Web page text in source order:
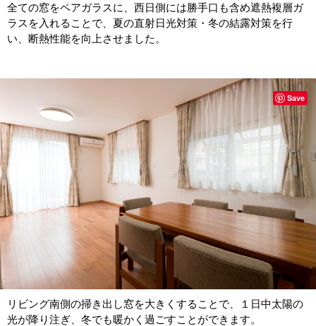
全ての窓をペアガラスに、西日側には勝手口も含め遮熱複層ガ
ラスを入れることで、夏の直射日光対策・冬の結露対策を行
い、断熱性能を向上させました。
リビング南側の掃き出し窓を大きくすることで、１日中太陽の
光が降り注ぎ、冬でも暖かく過ごすことができます。
Save